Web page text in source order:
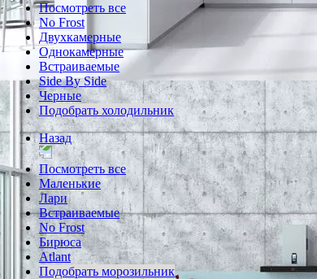
Посмотреть все
No Frost
Двухкамерные
Однокамерные
Встраиваемые
Side By Side
Черные
Подобрать холодильник
Назад
Посмотреть все
Маленькие
Лари
Встраиваемые
No Frost
Бирюса
Atlant
Подобрать морозильник